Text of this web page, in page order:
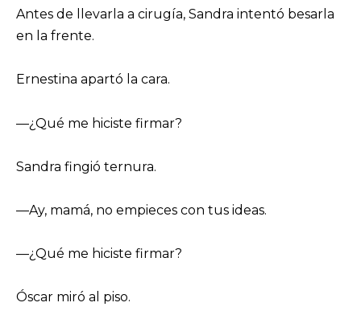
Antes de llevarla a cirugía, Sandra intentó besarla
en la frente.
Ernestina apartó la cara.
—¿Qué me hiciste firmar?
Sandra fingió ternura.
—Ay, mamá, no empieces con tus ideas.
—¿Qué me hiciste firmar?
Óscar miró al piso.